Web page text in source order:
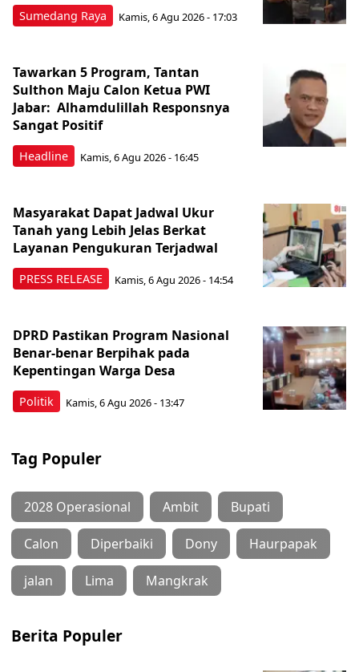
Sumedang Raya Kamis, 6 Agu 2026 - 17:03
Headline
Tawarkan 5 Program, Tantan
Sulthon Maju Calon Ketua PWI
Jabar: Alhamdulillah Responsnya
Sangat Positif
Kamis, 6 Agu 2026 - 16:45
PRESS RELEASE
Masyarakat Dapat Jadwal Ukur
Tanah yang Lebih Jelas Berkat
Layanan Pengukuran Terjadwal
Kamis, 6 Agu 2026 - 14:54
Politik
DPRD Pastikan Program Nasional
Benar-benar Berpihak pada
Kepentingan Warga Desa
Kamis, 6 Agu 2026 - 13:47
Tag Populer
2028 Operasional Ambit Bupati
Calon Diperbaiki Dony Haurpapak
jalan Lima Mangkrak
Berita Populer